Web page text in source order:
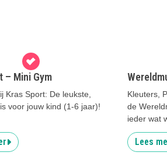
– Mini Gym
Kras Sport: De leukste,
voor jouw kind (1-6 jaar)!
Kleuters,
de
ieder wat
Lees